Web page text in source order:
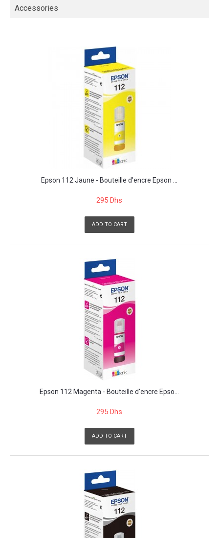
Accessories
Epson 112 Jaune - Bouteille d'encre Epson ...
295 Dhs
ADD TO CART
Epson 112 Magenta - Bouteille d'encre Epso...
295 Dhs
ADD TO CART